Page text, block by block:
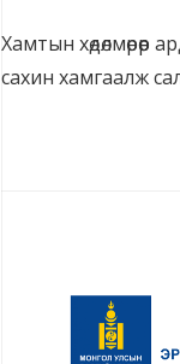
Хамтын
сахин хамгаалж